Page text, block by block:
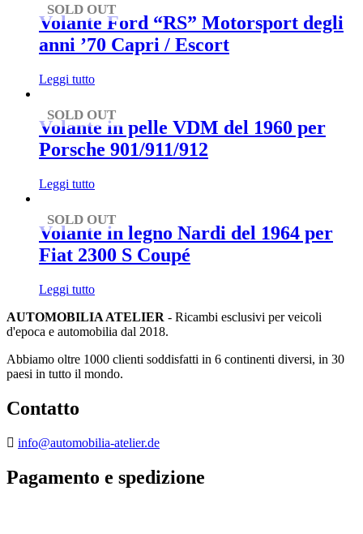
SOLD OUT
Volante Ford “RS” Motorsport degli
anni ’70 Capri / Escort
Leggi tutto
SOLD OUT
Volante in pelle VDM del 1960 per
Porsche 901/911/912
Leggi tutto
SOLD OUT
Volante in legno Nardi del 1964 per
Fiat 2300 S Coupé
Leggi tutto
AUTOMOBILIA ATELIER - Ricambi esclusivi per veicoli
d'epoca e automobilia dal 2018.
Abbiamo oltre 1000 clienti soddisfatti in 6 continenti diversi, in 30
paesi in tutto il mondo.
Contatto
info@automobilia-atelier.de
Pagamento e spedizione